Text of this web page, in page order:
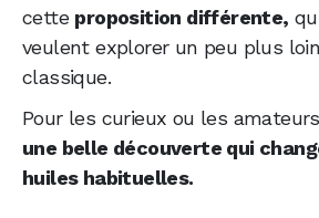
cette proposition différente,
veulent explorer un peu plus
classique.
Pour les curieux ou les
une belle découverte qui
huiles habituelles.